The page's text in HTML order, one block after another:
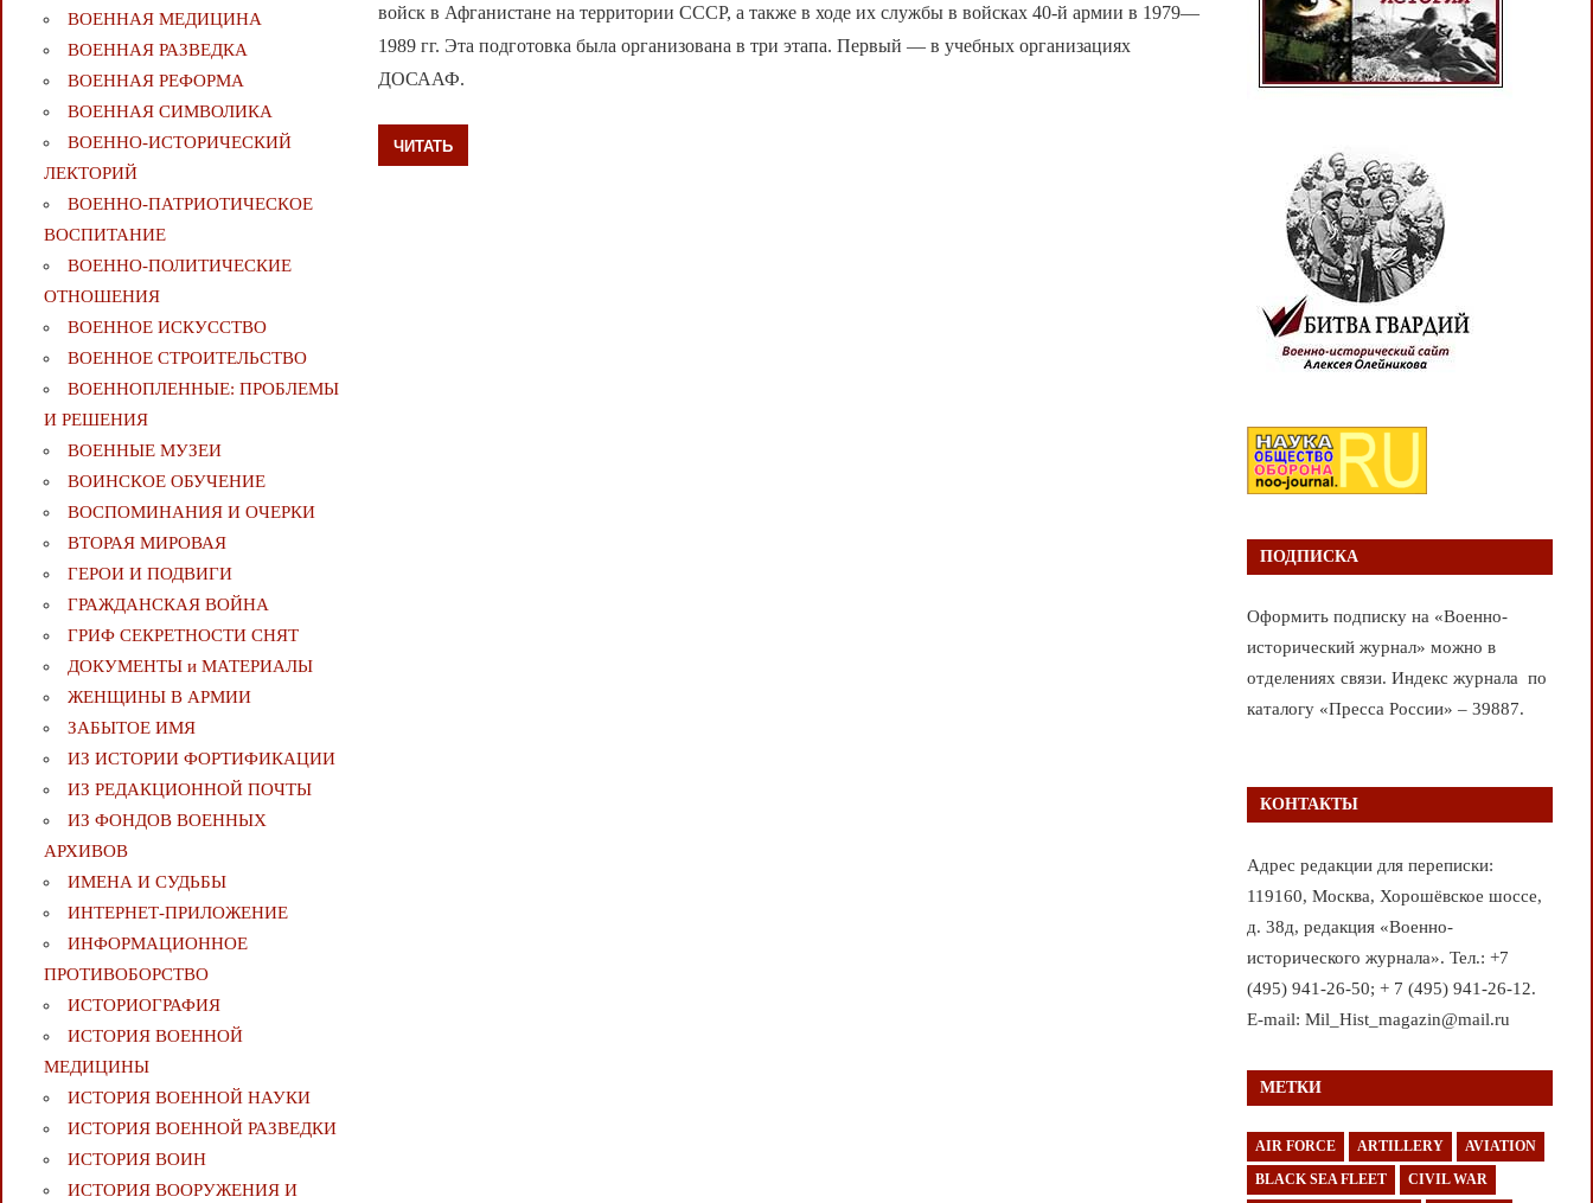
войск в Афганистане на территории СССР, а также в ходе их службы в войсках 40-й армии в 1979—
1989 гг. Эта подготовка была организована в три этапа. Первый — в учебных организациях
ДОСААФ.
ЧИТАТЬ
ВОЕННАЯ МЕДИЦИНА
ВОЕННАЯ РАЗВЕДКА
ВОЕННАЯ РЕФОРМА
ВОЕННАЯ СИМВОЛИКА
ВОЕННО-ИСТОРИЧЕСКИЙ
ЛЕКТОРИЙ
ВОЕННО-ПАТРИОТИЧЕСКОЕ
ВОСПИТАНИЕ
ВОЕННО-ПОЛИТИЧЕСКИE
ОТНОШЕНИЯ
ВОЕННОЕ ИСКУССТВО
ВОЕННОЕ СТРОИТЕЛЬСТВО
ВОЕННОПЛЕННЫЕ: ПРОБЛЕМЫ
И РЕШЕНИЯ
ВОЕННЫЕ МУЗЕИ
ВОИНСКОЕ ОБУЧЕНИЕ
ВОСПОМИНАНИЯ И ОЧЕРКИ
ВТОРАЯ МИРОВАЯ
ГЕРОИ И ПОДВИГИ
ГРАЖДАНСКАЯ ВОЙНА
ГРИФ СЕКРЕТНОСТИ СНЯТ
ДОКУМЕНТЫ и МАТЕРИАЛЫ
ЖЕНЩИНЫ В АРМИИ
ЗАБЫТОЕ ИМЯ
ИЗ ИСТОРИИ ФОРТИФИКАЦИИ
ИЗ РЕДАКЦИОННОЙ ПОЧТЫ
ИЗ ФОНДОВ ВОЕННЫХ
АРХИВОВ
ИМЕНА И СУДЬБЫ
ИНТЕРНЕТ-ПРИЛОЖЕНИЕ
ИНФОРМАЦИОННОЕ
ПРОТИВОБОРСТВО
ИСТОРИОГРАФИЯ
ИСТОРИЯ ВОЕННОЙ
МЕДИЦИНЫ
ИСТОРИЯ ВОЕННОЙ НАУКИ
ИСТОРИЯ ВОЕННОЙ РАЗВЕДКИ
ИСТОРИЯ ВОИН
ИСТОРИЯ ВООРУЖЕНИЯ И
ПОДПИСКА
Оформить подписку на «Военно-
исторический журнал» можно в
отделениях связи. Индекс журнала по
каталогу «Пресса России» – 39887.
КОНТАКТЫ
Адрес редакции для переписки:
119160, Москва, Хорошёвское шоссе,
д. 38д, редакция «Военно-
исторического журнала». Тел.: +7
(495) 941-26-50; + 7 (495) 941-26-12.
E-mail: Mil_Hist_magazin@mail.ru
МЕТКИ
AIR FORCE ARTILLERY AVIATION
BLACK SEA FLEET CIVIL WAR